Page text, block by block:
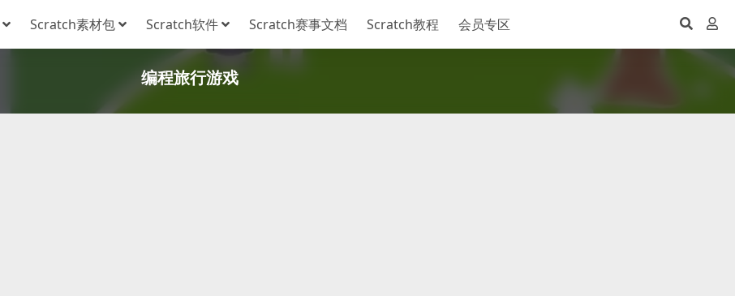
Scratch素材包 Scratch软件 Scratch赛事文档 Scratch教程 会员专区
编程旅行游戏